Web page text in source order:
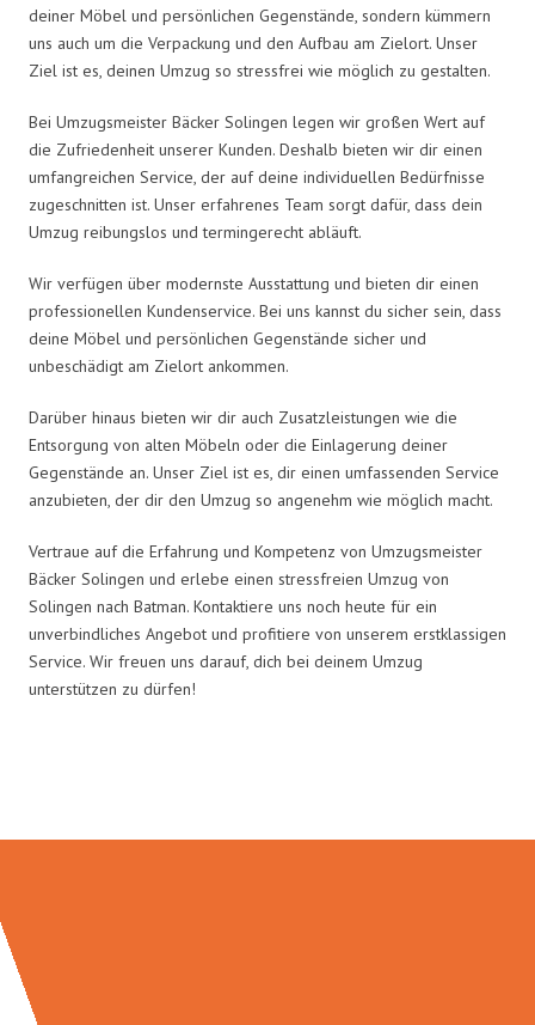
deiner Möbel und persönlichen Gegenstände, sondern kümmern
uns auch um die Verpackung und den Aufbau am Zielort. Unser
Ziel ist es, deinen Umzug so stressfrei wie möglich zu gestalten.
Bei Umzugsmeister Bäcker Solingen legen wir großen Wert auf
die Zufriedenheit unserer Kunden. Deshalb bieten wir dir einen
umfangreichen Service, der auf deine individuellen Bedürfnisse
zugeschnitten ist. Unser erfahrenes Team sorgt dafür, dass dein
Umzug reibungslos und termingerecht abläuft.
Wir verfügen über modernste Ausstattung und bieten dir einen
professionellen Kundenservice. Bei uns kannst du sicher sein, dass
deine Möbel und persönlichen Gegenstände sicher und
unbeschädigt am Zielort ankommen.
Darüber hinaus bieten wir dir auch Zusatzleistungen wie die
Entsorgung von alten Möbeln oder die Einlagerung deiner
Gegenstände an. Unser Ziel ist es, dir einen umfassenden Service
anzubieten, der dir den Umzug so angenehm wie möglich macht.
Vertraue auf die Erfahrung und Kompetenz von Umzugsmeister
Bäcker Solingen und erlebe einen stressfreien Umzug von
Solingen nach Batman. Kontaktiere uns noch heute für ein
unverbindliches Angebot und profitiere von unserem erstklassigen
Service. Wir freuen uns darauf, dich bei deinem Umzug
unterstützen zu dürfen!